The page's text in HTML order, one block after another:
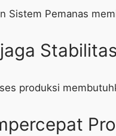
Sistem Pemanas
produksi